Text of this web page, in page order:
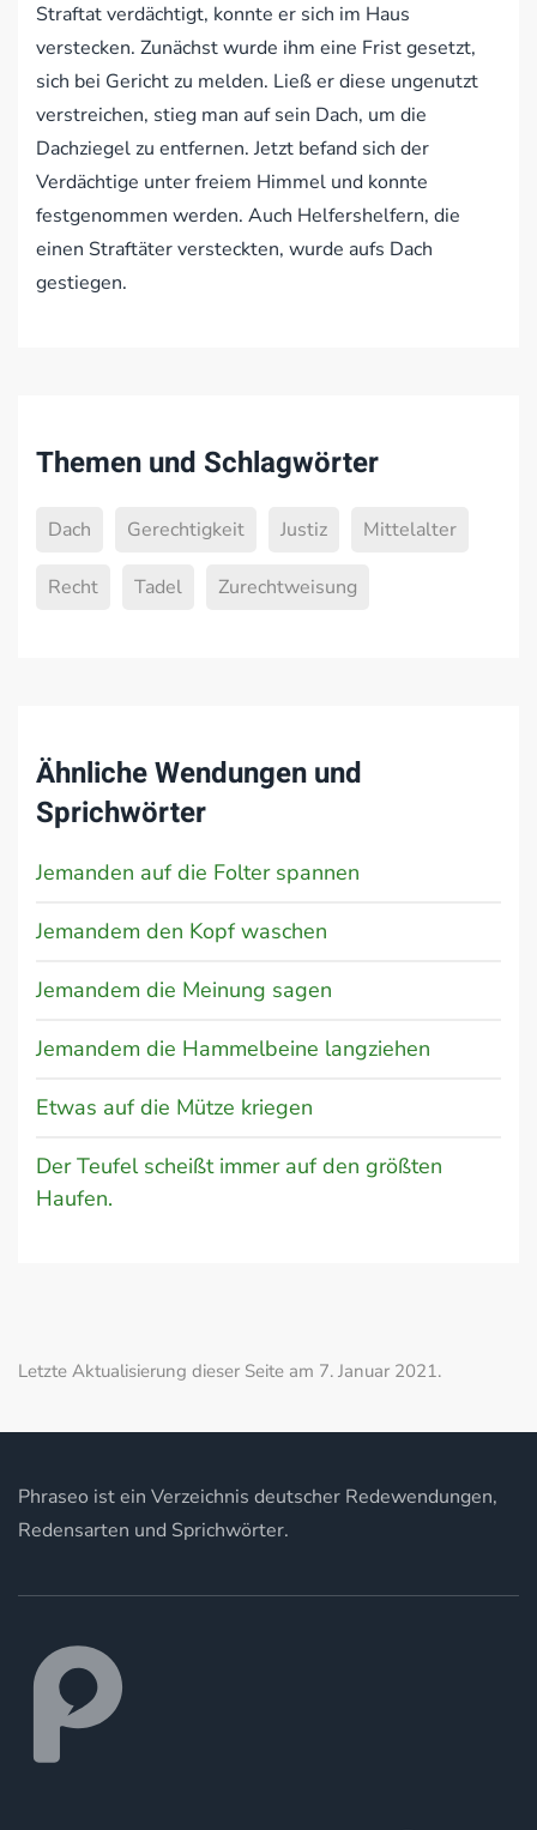
Straftat verdächtigt, konnte er sich im Haus
verstecken. Zunächst wurde ihm eine Frist gesetzt,
sich bei Gericht zu melden. Ließ er diese ungenutzt
verstreichen, stieg man auf sein Dach, um die
Dachziegel zu entfernen. Jetzt befand sich der
Verdächtige unter freiem Himmel und konnte
festgenommen werden. Auch Helfershelfern, die
einen Straftäter versteckten, wurde aufs Dach
gestiegen.
Themen und Schlagwörter
Dach Gerechtigkeit Justiz Mittelalter
Recht Tadel Zurechtweisung
Ähnliche Wendungen und
Sprichwörter
Jemanden auf die Folter spannen
Jemandem den Kopf waschen
Jemandem die Meinung sagen
Jemandem die Hammelbeine langziehen
Etwas auf die Mütze kriegen
Der Teufel scheißt immer auf den größten
Haufen.
Letzte Aktualisierung dieser Seite am 7. Januar 2021.
Phraseo ist ein Verzeichnis deutscher Redewendungen,
Redensarten und Sprichwörter.